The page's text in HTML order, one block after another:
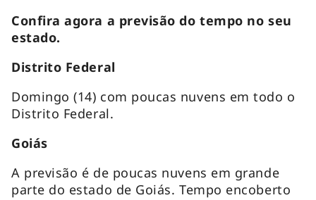
Confira agora a previsão do tempo no seu
estado.
Distrito Federal
Domingo (14) com poucas nuvens em todo o
Distrito Federal.
Goiás
A previsão é de poucas nuvens em grande
parte do estado de Goiás. Tempo encoberto